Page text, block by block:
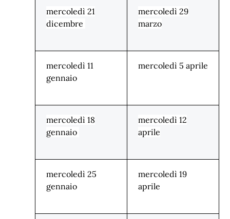
mercoledì 21
dicembre
mercoledì 29
marzo
mercoledì 11
gennaio
mercoledì 5 aprile
mercoledì 18
gennaio
mercoledì 12
aprile
mercoledì 25
gennaio
mercoledì 19
aprile